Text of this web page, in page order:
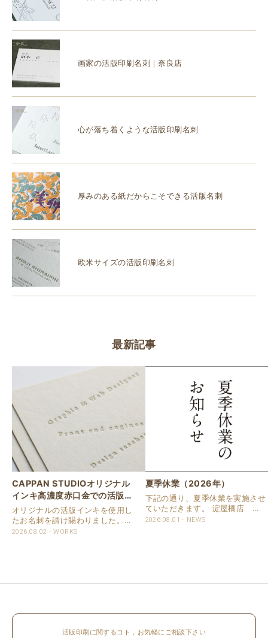
画家の活版印刷名刺｜奈良店
心が落ち着くような活版印刷名刺
厚みのある紙だからこそできる活版名刺
欧米サイズの活版印刷名刺
最新記事
CAPPAN STUDIOオリジナル
インキ高濃度赤口金での活版名
刺
オリジナルの活版インキを使用し
たお名刺を請け賜わりました。
用紙は新バフン紙Nのきぬを使用
2026.08.02 WORKS
夏季休業（2026年）
下記の通り、夏季休業を実施させ
ていただきます。 淀屋橋店 通
常営業いたします。 奈良店 8月
2026.08.01 NEWS
活版印刷に関するコト，お気軽にご相談下さい